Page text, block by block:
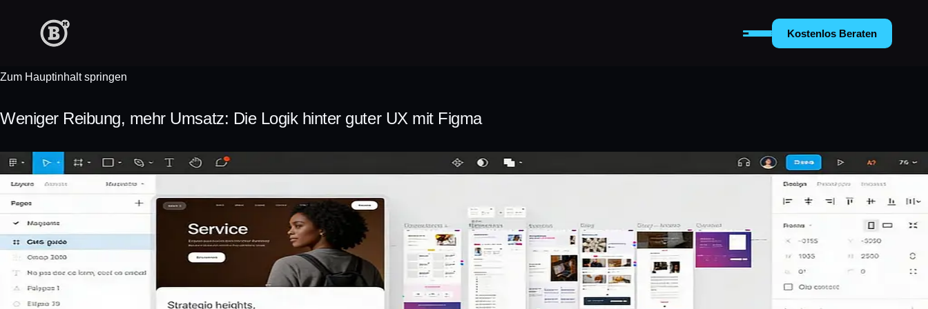
Zum Hauptinhalt springen
Kostenlos Beraten
Weniger Reibung, mehr Umsatz: Die Logik hinter guter UX mit Figma